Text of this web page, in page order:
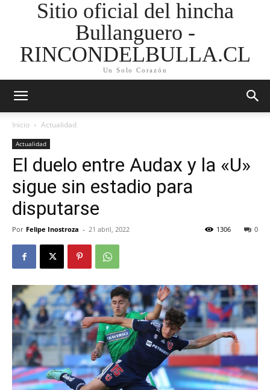
Sitio oficial del hincha
Bullanguero -
RINCONDELBULLA.CL
Un Solo Corazón
Inicio Actualidad
Actualidad
El duelo entre Audax y la «U»
sigue sin estadio para
disputarse
Por Felipe Inostroza - 21 abril, 2022 0
1306